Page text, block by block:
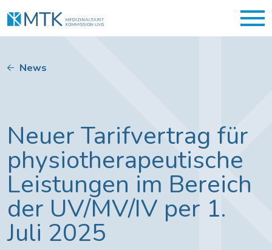
News
Neuer Tarifvertrag für
physiotherapeutische
Leistungen im Bereich
der UV/MV/IV per 1.
Juli 2025